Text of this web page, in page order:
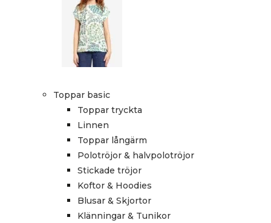
Toppar basic
Toppar tryckta
Linnen
Toppar långärm
Polotröjor & halvpolotröjor
Stickade tröjor
Koftor & Hoodies
Blusar & Skjortor
Klänningar & Tunikor